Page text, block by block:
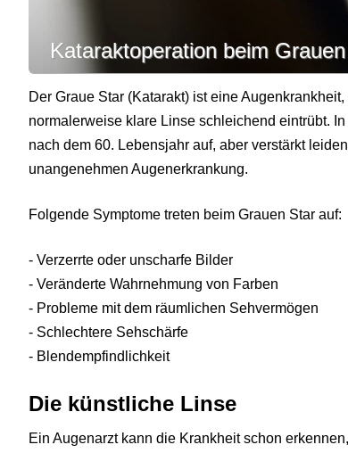
Kataraktoperation beim
Der Graue Star (Katarakt) ist eine
normalerweise klare Linse schleichend eintrübt.
nach dem 60. Lebensjahr auf, aber verstärkt
unangenehmen Augenerkrankung.
Folgende Symptome treten beim Grauen Star auf:
- Verzerrte oder unscharfe Bilder
- Veränderte Wahrnehmung von Farben
- Probleme mit dem räumlichen Sehvermögen
- Schlechtere Sehschärfe
- Blendempfindlichkeit
Die künstliche Linse
Ein Augenarzt kann die Krankheit schon